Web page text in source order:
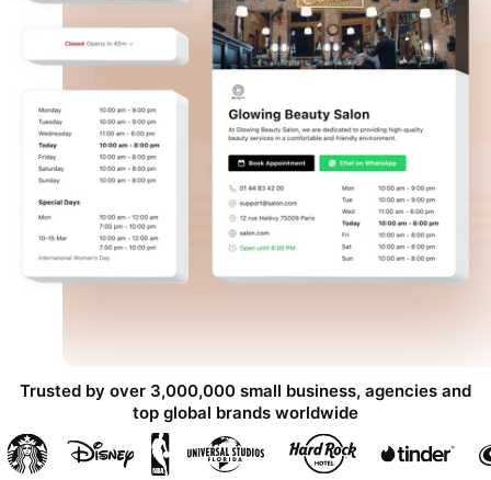
Trusted by over 3,000,000 small business, agencies and
top global brands worldwide